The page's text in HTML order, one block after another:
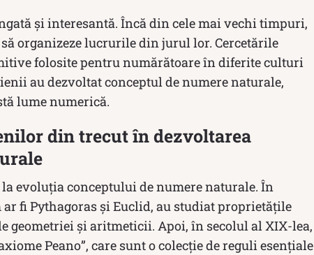
și interesantă. Încă din cele mai vechi timpuri,
organizeze lucrurile din jurul lor. Cercetările
folosite pentru numărătoare în diferite culturi
au dezvoltat conceptul de numere naturale,
lume numerică.
din trecut în dezvoltarea
evoluția conceptului de numere naturale. În
fi Pythagoras și Euclid, au studiat proprietățile
geometriei și aritmeticii. Apoi, în secolul al XIX-lea,
Peano”, care sunt o colecție de reguli esențiale